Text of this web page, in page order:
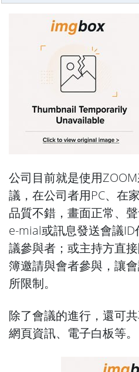
公司目前就是使用
議，在公司者用PC、在
品質不錯，畫面正常、
e-mial或訊息發送會議
議參與者；或主持方直
簿邀請與會者參與，讓
所限制。
除了會議的進行，還可共
網頁資訊、電子白板等。